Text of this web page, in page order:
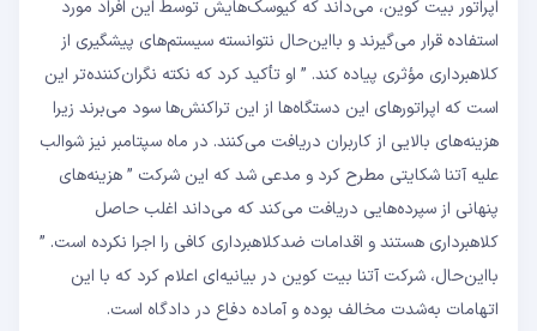
اپراتور بیت‌ کوین، می‌داند که کیوسک‌هایش توسط این افراد مورد
استفاده قرار می‌گیرند و بااین‌حال نتوانسته سیستم‌های پیشگیری از
کلاهبرداری مؤثری پیاده کند. ” او تأکید کرد که نکته‌ نگران‌کننده‌تر این
است که اپراتورهای این دستگاه‌ها از این تراکنش‌ها سود می‌برند زیرا
هزینه‌های بالایی از کاربران دریافت می‌کنند. در ماه سپتامبر نیز شوالب
علیه آتنا شکایتی مطرح کرد و مدعی شد که این شرکت ” هزینه‌های
پنهانی از سپرده‌هایی دریافت می‌کند که می‌داند اغلب حاصل
کلاهبرداری هستند و اقدامات ضدکلاهبرداری کافی را اجرا نکرده است. ”
بااین‌حال، شرکت آتنا بیت‌ کوین در بیانیه‌ای اعلام کرد که با این
اتهامات به‌شدت مخالف بوده و آماده‌ دفاع در دادگاه است.